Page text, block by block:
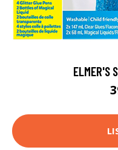
ELMER'S